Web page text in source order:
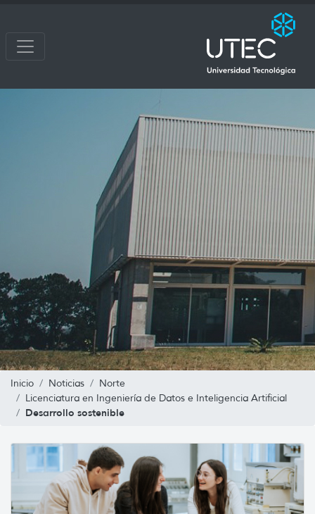
Inicio Noticias
Norte
Licenciatura en Ingeniería de Datos e Inteligencia Artificial
Desarrollo sostenible